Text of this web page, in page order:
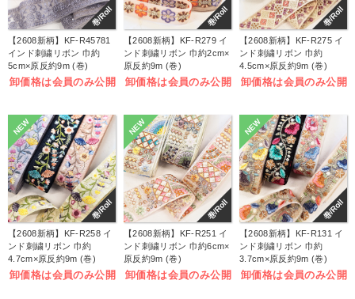
巻/Roll
【2608新柄】KF-R45781
インド刺繍リボン 巾約
5cm×原反約9m (巻)
卸価格は会員のみ公開
巻/Roll
【2608新柄】KF-R279 イ
ンド刺繍リボン 巾約2cm×
原反約9m (巻)
卸価格は会員のみ公開
巻/Roll
【2608新柄】KF-R275 イ
ンド刺繍リボン 巾約
4.5cm×原反約9m (巻)
卸価格は会員のみ公開
NEW
巻/Roll
【2608新柄】KF-R258 イ
ンド刺繍リボン 巾約
4.7cm×原反約9m (巻)
卸価格は会員のみ公開
NEW
巻/Roll
【2608新柄】KF-R251 イ
ンド刺繍リボン 巾約6cm×
原反約9m (巻)
卸価格は会員のみ公開
NEW
巻/Roll
【2608新柄】KF-R131 イ
ンド刺繍リボン 巾約
3.7cm×原反約9m (巻)
卸価格は会員のみ公開